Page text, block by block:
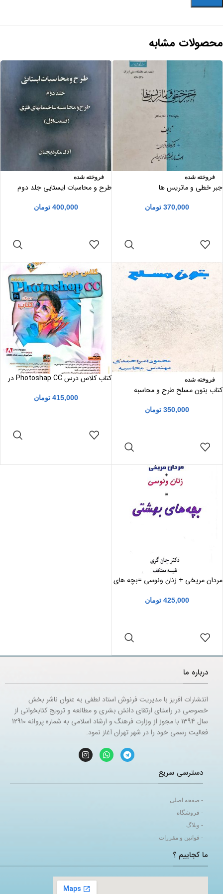
محصولات مشابه
فروخته شده
جبر خطی و ماتریس ها
370,000 تومان
فروخته شده
طرح و محاسبات ایستایی جلد دوم
400,000 تومان
فروخته شده
کتاب بتون مسلح طرح و محاسبه
350,000 تومان
کتاب کلاس درس Photoshap CC در
415,000 تومان
مردان مریخی + زنان ونوسی =بچه های
425,000 تومان
درباره ما
انتشارات افریز با مدیریت فرنوش استاد لطفی به عنوان ناشر بخش
خصوصی در راستای ارتقای دانش بشری و مطالعه و ترویج کتابخوانی از
سال 1394 با مجوز از وزارت فرهنگ و ارشاد اسلامی به شماره پروانه 12910
فعالیت رسمی خود را در شهر تهران آغاز نمود.
دسترسی سریع
- صفحه اصلی
- فروشگاه
- وبلاگ
- قوانین و مقررات
ما کجاییم ؟